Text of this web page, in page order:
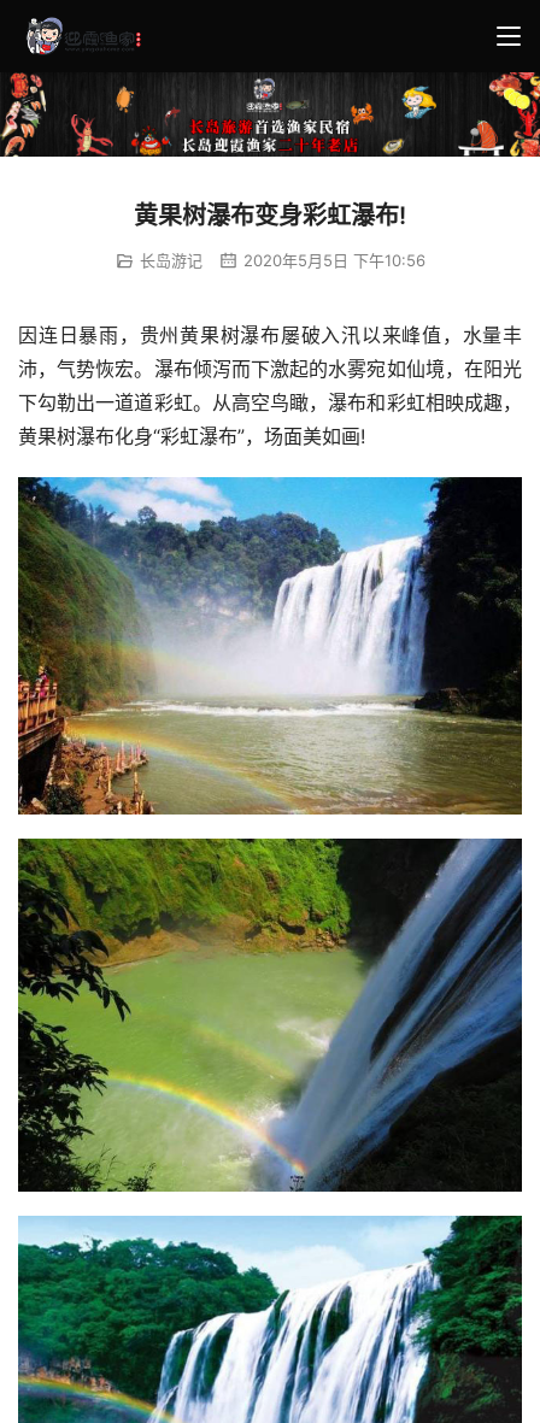
黄果树瀑布变身彩虹瀑布!
长岛游记 2020年5月5日 下午10:56
因连日暴雨，贵州黄果树瀑布屡破入汛以来峰值，水量丰
沛，气势恢宏。瀑布倾泻而下激起的水雾宛如仙境，在阳光
下勾勒出一道道彩虹。从高空鸟瞰，瀑布和彩虹相映成趣，
黄果树瀑布化身“彩虹瀑布”，场面美如画!